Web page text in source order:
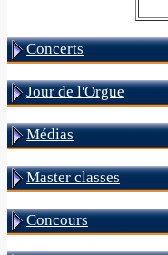
Concerts
Jour de l'Orgue
Médias
Master classes
Concours